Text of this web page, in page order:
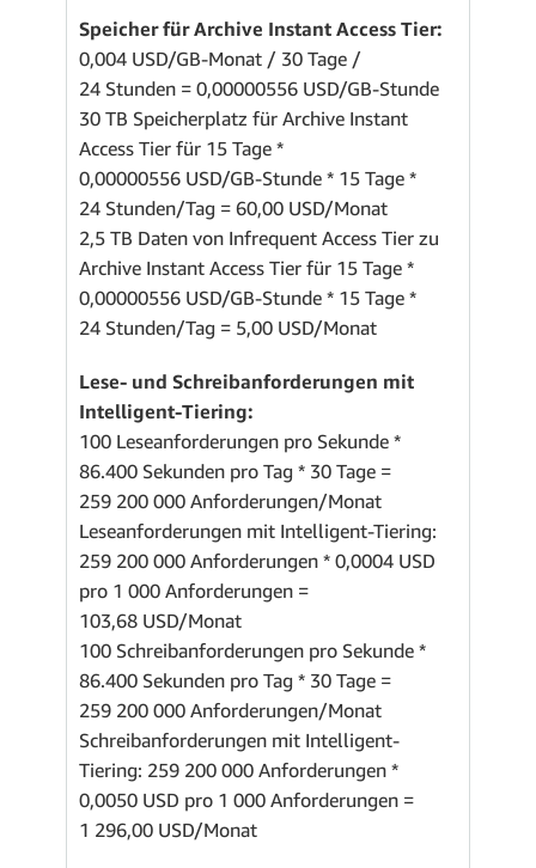
Speicher für Archive Instant Access Tier:
0,004 USD/GB-Monat / 30 Tage /
24 Stunden = 0,00000556 USD/GB-Stunde
30 TB Speicherplatz für Archive Instant
Access Tier für 15 Tage *
0,00000556 USD/GB-Stunde * 15 Tage *
24 Stunden/Tag = 60,00 USD/Monat
2,5 TB Daten von Infrequent Access Tier zu
Archive Instant Access Tier für 15 Tage *
0,00000556 USD/GB-Stunde * 15 Tage *
24 Stunden/Tag = 5,00 USD/Monat
Lese- und Schreibanforderungen mit
Intelligent-Tiering:
100 Leseanforderungen pro Sekunde *
86.400 Sekunden pro Tag * 30 Tage =
259 200 000 Anforderungen/Monat
Leseanforderungen mit Intelligent-Tiering:
259 200 000 Anforderungen * 0,0004 USD
pro 1 000 Anforderungen =
103,68 USD/Monat
100 Schreibanforderungen pro Sekunde *
86.400 Sekunden pro Tag * 30 Tage =
259 200 000 Anforderungen/Monat
Schreibanforderungen mit Intelligent-
Tiering: 259 200 000 Anforderungen *
0,0050 USD pro 1 000 Anforderungen =
1 296,00 USD/Monat